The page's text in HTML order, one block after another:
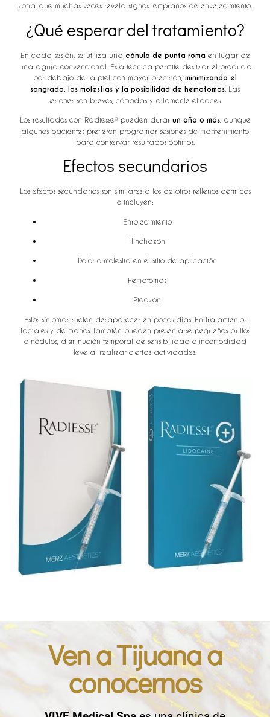
zona, que muchas veces revela signos tempranos de envejecimiento.
¿Qué esperar del tratamiento?
En cada sesión, se utiliza una cánula de punta roma en lugar de
una aguja convencional. Esta técnica permite deslizar el producto
por debajo de la piel con mayor precisión, minimizando el
sangrado, las molestias y la posibilidad de hematomas . Las
sesiones son breves, cómodas y altamente eficaces.
Los resultados con Radiesse® pueden durar un año o más, aunque
algunos pacientes prefieren programar sesiones de mantenimiento
para conservar resultados óptimos.
Efectos secundarios
Los efectos secundarios son similares a los de otros rellenos dérmicos
e incluyen:
Enrojecimiento
Hinchazón
Dolor o molestia en el sitio de aplicación
Hematomas
Picazón
Estos síntomas suelen desaparecer en pocos días. En tratamientos
faciales y de manos, también pueden presentarse pequeños bultos
o nódulos, disminución temporal de sensibilidad o incomodidad
leve al realizar ciertas actividades.
Ven a Tijuana a
conocernos